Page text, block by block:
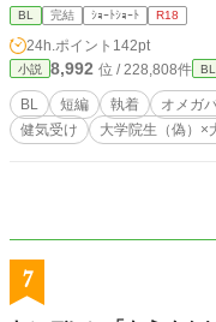
BL 完結 ｼｮｰﾄｼｮｰﾄ R18
24h.ポイント 142pt
小説 8,992 位 / 228,808件 BL
BL 短編 執着 オメガ
健気受け
大学院生（偽）×
7